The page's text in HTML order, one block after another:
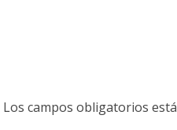
Los campos obligatorios